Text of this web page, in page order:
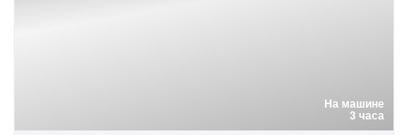
На машине
3 часа